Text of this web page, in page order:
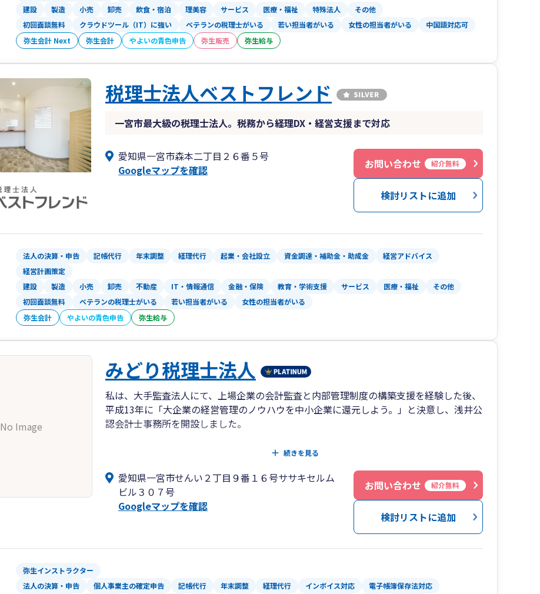
建設 製造 小売 卸売 飲食・宿泊 理美容 サービス 医療・福祉 特殊法人 その他
初回面談無料 クラウドツール（IT）に強い ベテランの税理士がいる 若い担当者がいる 女性の担当者がいる 中国語対応可
弥生会計 Next 弥生会計 やよいの青色申告 弥生販売 弥生給与
税理士法人ベストフレンド
一宮市最大級の税理士法人。税務から経理DX・経営支援まで対応
愛知県一宮市森本二丁目２６番５号
Googleマップを確認
お問い合わせ 紹介無料
検討リストに追加
法人の決算・申告 記帳代行 年末調整 経理代行 起業・会社設立 資金調達・補助金・助成金
経営アドバイス
経営計画策定
建設 製造 小売 卸売 不動産 IT・情報通信 金融・保険 教育・学術支援 サービス 医療・福祉 その他
初回面談無料 ベテランの税理士がいる 若い担当者がいる 女性の担当者がいる
弥生会計 やよいの青色申告 弥生給与
No Image
みどり税理士法人
私は、大手監査法人にて、上場企業の会計監査と内部管理制度の構築支援を経験した後、
平成13年に「大企業の経営管理のノウハウを中小企業に還元しよう。」と決意し、浅井公
認会計士事務所を開設しました。
その後、平成30年5月に浅井公認会計士事務所と中川公認会計士事務所が合併して「みど
に、質の高い会計＆税務＆経営コンサルティングサービスを提供すること」です。
みどり税理士法人の名前の由来は、植物が人をリラックスさせるように、当法人もお客様
にリラックスしていただいた上で、ご満足のいただくご対応をさせていただく思いが込め
られています。当法人はコロナ対策はもちろんのこと、常時10種類以上のフリードリンク
をそろえ、十分な機械換気も行い、清潔な明るいお部屋でお客様をお待ちしております。
代表社員 公認会計士・税理士 浅井 清史
続きを見る
愛知県一宮市せんい２丁目９番１６号ササキセルム
ビル３０７号
Googleマップを確認
お問い合わせ 紹介無料
検討リストに追加
弥生インストラクター
法人の決算・申告 個人事業主の確定申告 記帳代行 年末調整 経理代行 インボイス対応
電子帳簿保存法対応